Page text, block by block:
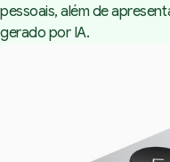
pessoais, além de
gerado por IA.